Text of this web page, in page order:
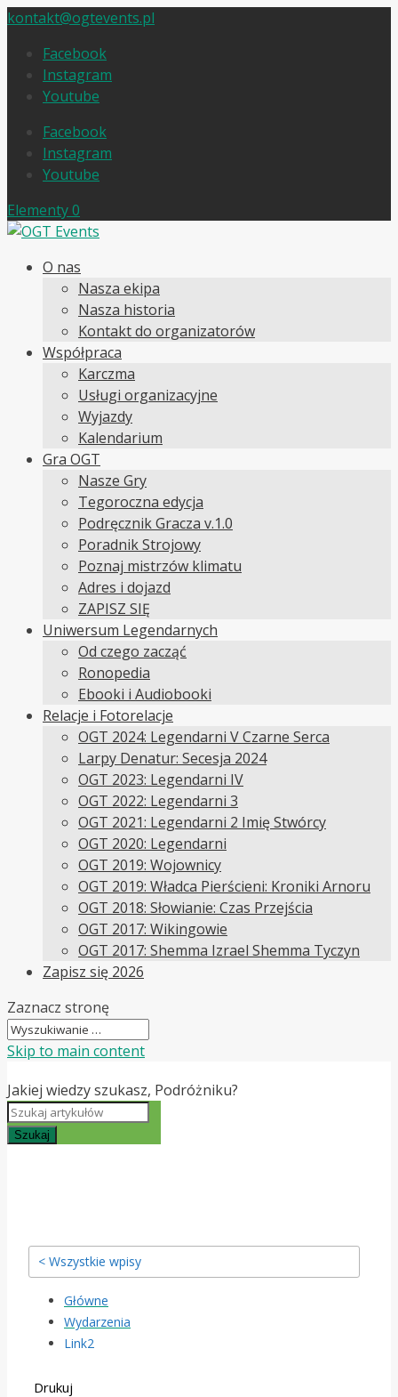
kontakt@ogtevents.pl
Facebook
Instagram
Youtube
Facebook
Instagram
Youtube
Elementy 0
O nas
Nasza ekipa
Nasza historia
Kontakt do organizatorów
Współpraca
Karczma
Usługi organizacyjne
Wyjazdy
Kalendarium
Gra OGT
Nasze Gry
Tegoroczna edycja
Podręcznik Gracza v.1.0
Poradnik Strojowy
Poznaj mistrzów klimatu
Adres i dojazd
ZAPISZ SIĘ
Uniwersum Legendarnych
Od czego zacząć
Ronopedia
Ebooki i Audiobooki
Relacje i Fotorelacje
OGT 2024: Legendarni V Czarne Serca
Larpy Denatur: Secesja 2024
OGT 2023: Legendarni IV
OGT 2022: Legendarni 3
OGT 2021: Legendarni 2 Imię Stwórcy
OGT 2020: Legendarni
OGT 2019: Wojownicy
OGT 2019: Władca Pierścieni: Kroniki Arnoru
OGT 2018: Słowianie: Czas Przejścia
OGT 2017: Wikingowie
OGT 2017: Shemma Izrael Shemma Tyczyn
Zapisz się 2026
Zaznacz stronę
Skip to main content
Jakiej wiedzy szukasz, Podróżniku?
Szukaj
< Wszystkie wpisy
Główne
Wydarzenia
Link2
Drukuj